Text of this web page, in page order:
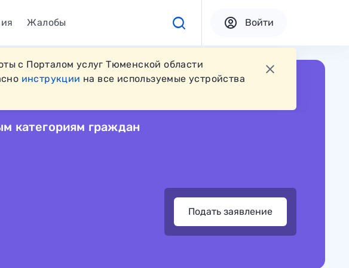
Жалобы Войти
с Порталом услуг Тюменской области
инструкции на все используемые устройства
категориям граждан
Подать заявление